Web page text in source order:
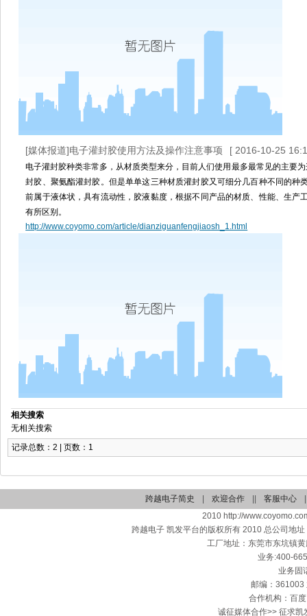
[媒体报道]电子灌封胶使用方法及操作注意事项 [ 2016-10-25
电子灌封胶种类非常多，从材质类型来分，目前人们使用最多最常见的主要
封胶、聚氨酯灌封胶。但是单单这三种材质灌封胶又可细分几百种不同的种
前属于液体状，具有流动性，胶液黏度，根据不同产品的材质、性能、生产
有所区别。
http://www.coyomo.com/article/dianziguanfengjiaosh_1.html
相关搜索
无相关搜索
记录总数：2 | 页数：1
跨越电子简史 欢迎合作 客服中心
2010 http://
跨越电子 凯发平台的版权所有 2010 总公司地
工厂地址：东莞市东坑镇
业务:400-
业务固
邮编：361003
合作机构：百
诚征媒体合作>> 征求